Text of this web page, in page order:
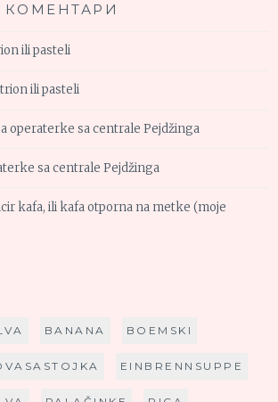
ili pasteli
ili pasteli
operaterke sa centrale Pejdžinga
sa centrale Pejdžinga
kafa, ili kafa otporna na metke (moje
BANANA BOEMSKI
EINBRENNSUPPE